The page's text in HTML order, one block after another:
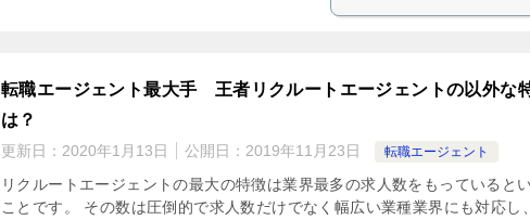
転職エージェント最大手 王者リクルートエージェントの以外な
は？
更新日： 2020年1月13日 公開日： 2019年11月23日 転職エージェント
リクルートエージェントの最大の特徴は業界最多の求人数をもっていると
ことです。 その数は圧倒的で求人数だけでなく幅広い業種業界にも対応し